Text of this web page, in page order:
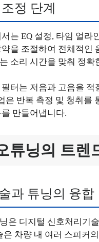
정 단계
는 EQ 설정, 타임 얼라
을 조절하여 전체적인
소리 시간을 맞춰 정
터는 저음과 고음을
은 반복 측정 및 청취를
만들어냅니다.
튜닝의 트렌
과 튜닝의 융합
은 디지털 신호처리기
은 차량 내 여러 스피커